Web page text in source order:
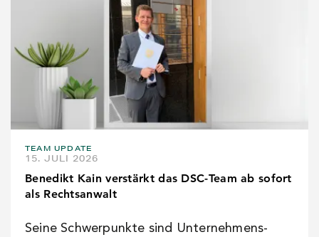
TEAM UPDATE
15. JULI 2026
Benedikt Kain verstärkt das DSC-Team ab sofort
als Rechtsanwalt
Seine Schwerpunkte sind Unternehmens-